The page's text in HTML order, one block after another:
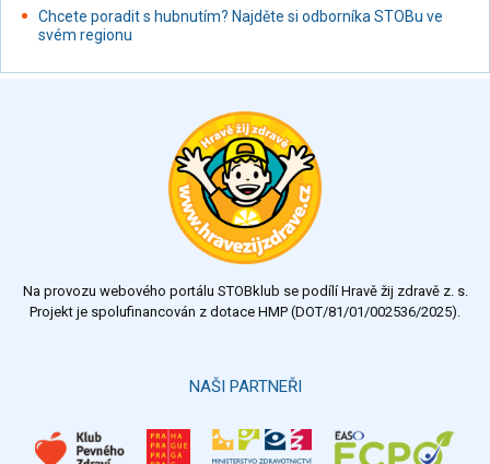
Restaurace, jídelny, hotová jídla
Fastfood
Studená kuchyně, lahůdkářské výrobky
Chcete poradit s hubnutím? Najděte si odborníka STOBu ve
svém regionu
Na provozu webového portálu STOBklub se podílí Hravě žij zdravě z. s.
Projekt je spolufinancován z dotace HMP (DOT/81/01/002536/2025).
NAŠI PARTNEŘI